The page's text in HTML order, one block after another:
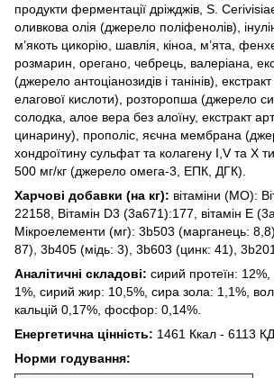
продукти ферментації дріжджів, S.
оливкова олія (джерело поліфенолів),
м’якоть цикорію, шавлія, кіноа, м’ята,
розмарин, орегано, чебрець, валеріана,
(джерело антоціанозидів і танінів),
елагової кислоти), розторопша (джерело
солодка, алое вера без алоїну, екстракт
цинарину), прополіс, яєчна мембрана
хондроїтину сульфат та колагену I,V та X
500 мг/кг (джерело омега-3, ЕПК, ДГК).
Харчові добавки (на кг): вітаміни (МО):
22158, Вітамін D3 (3a671):177, вітамін Е
Мікроелементи (мг): 3b503 (марганець:
87), 3b405 (мідь: 3), 3b603 (цинк: 41),
Аналітичні складові: сирий протеїн: 12%,
1%, сирий жир: 10,5%, сира зола: 1,1%,
кальцій 0,17%, фосфор: 0,14%.
Енергетична цінність: 1461 Ккал - 6113
Норми годування: